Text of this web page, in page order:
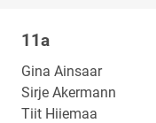
Klassi
nimi
11a
Gina Ainsaar
Sirje Akermann
Tiit Hiiemaa